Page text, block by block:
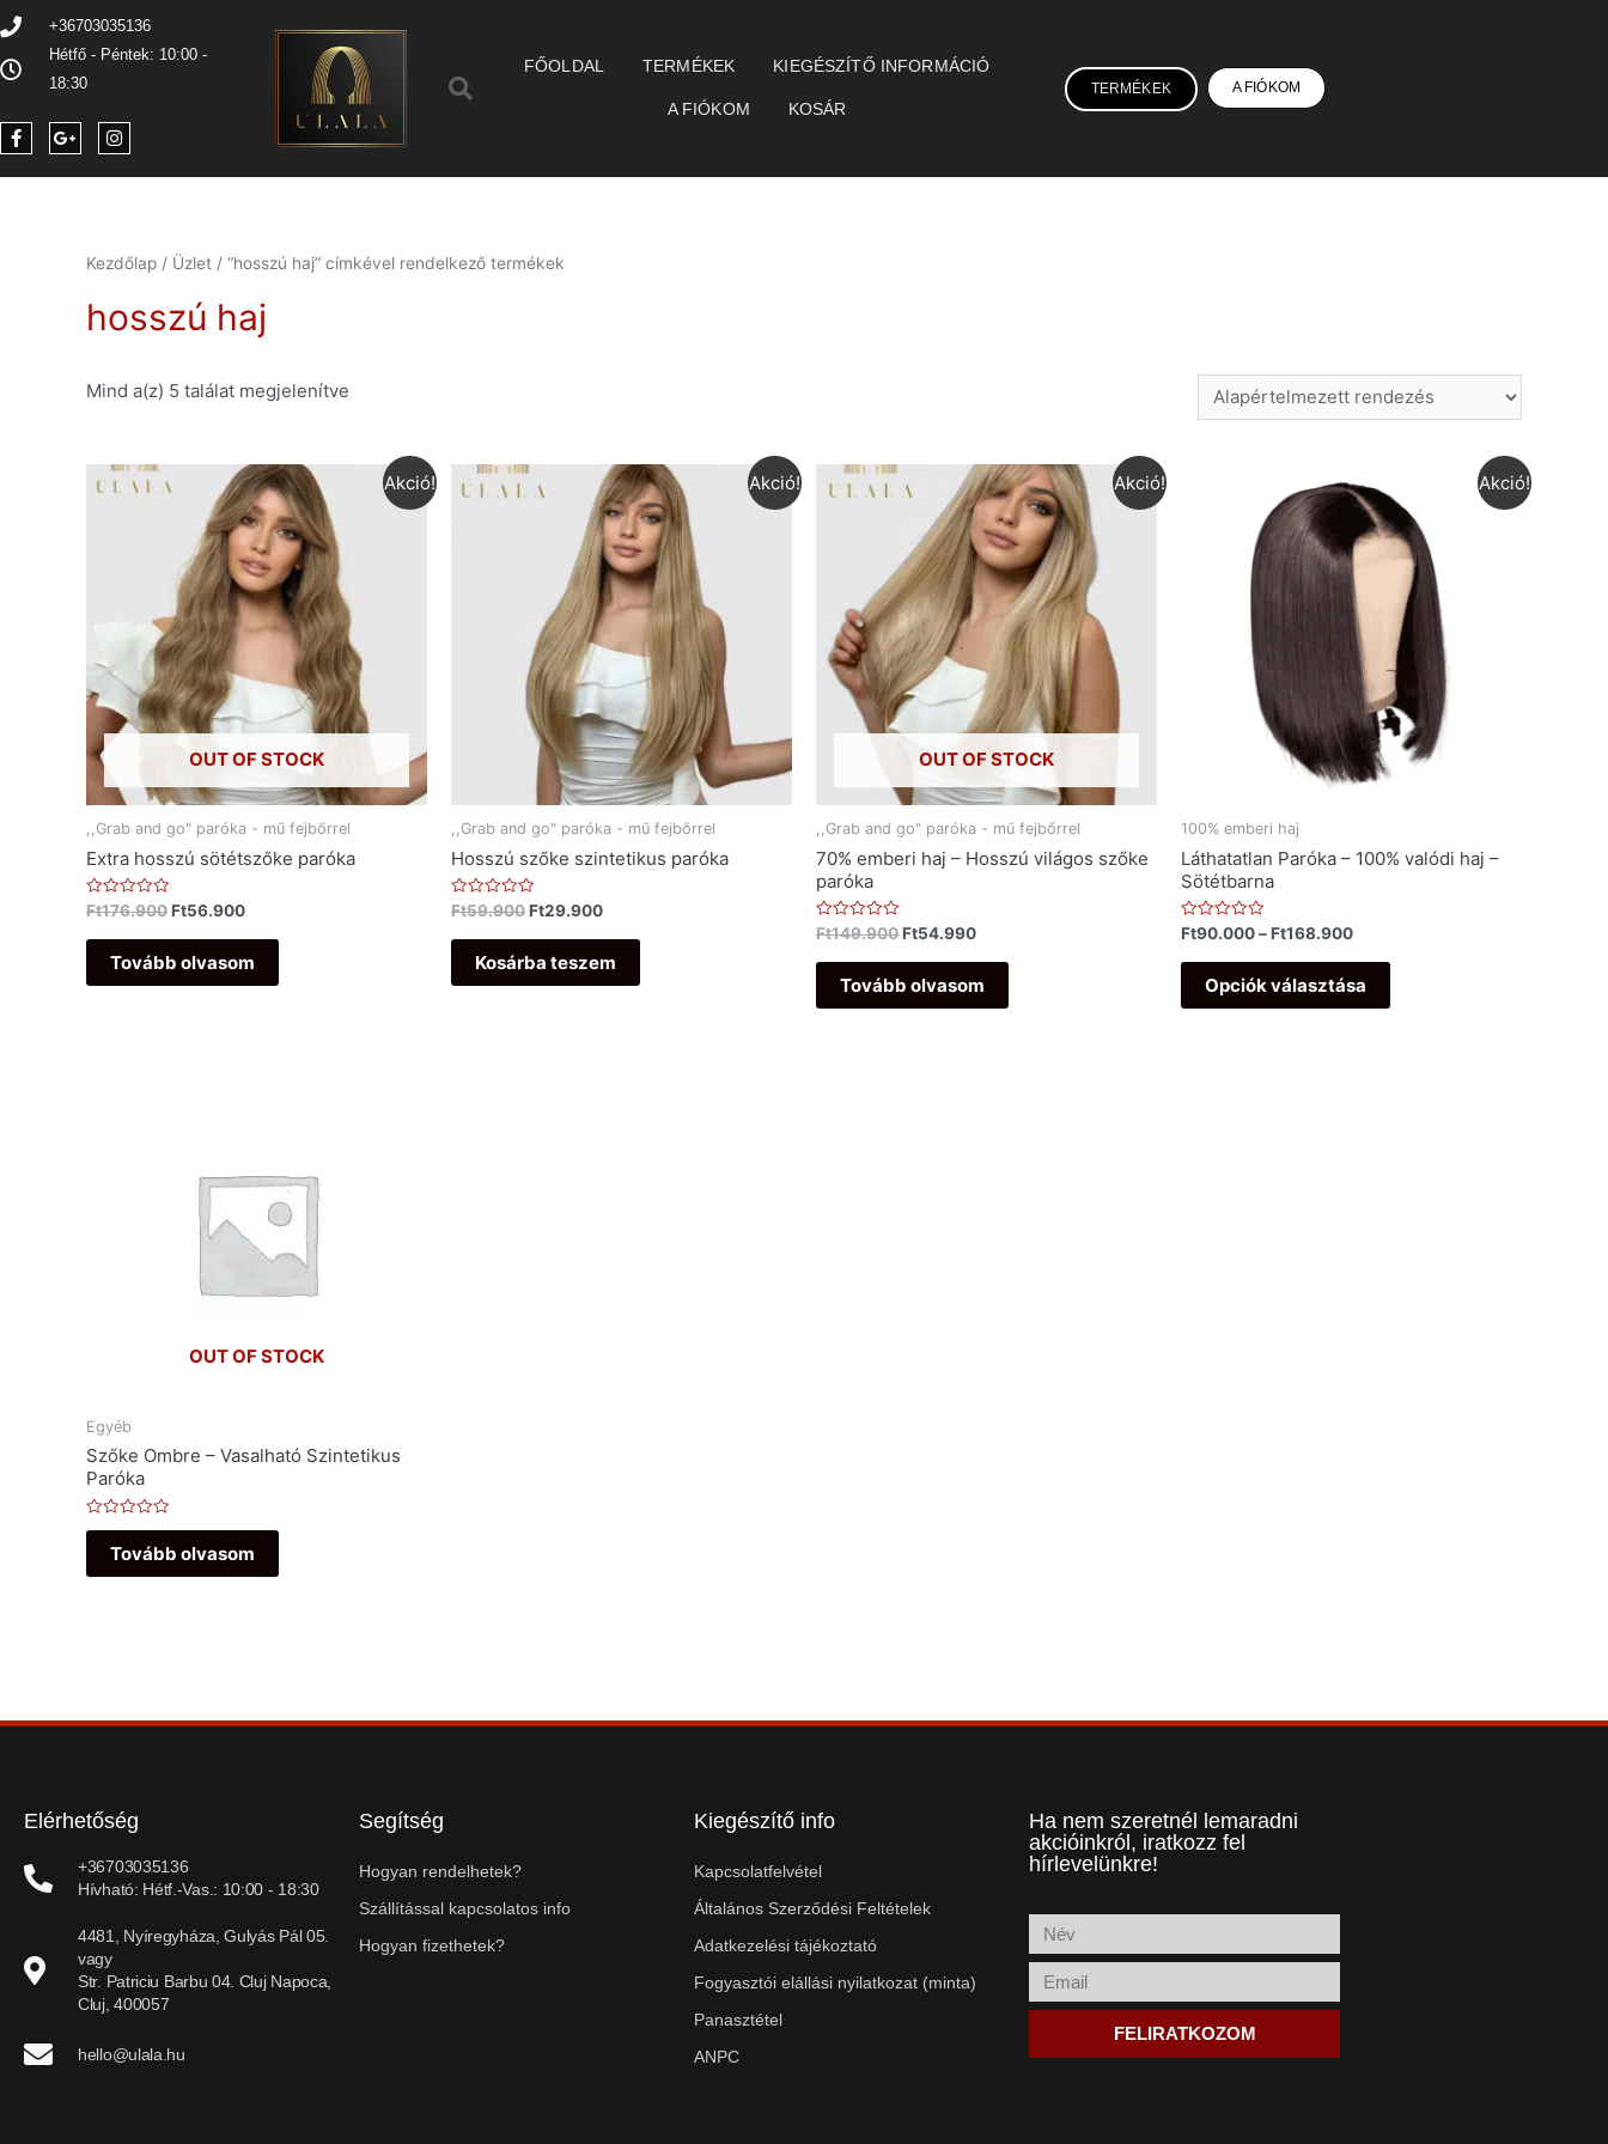
+36703035136
Hétfő - Péntek: 10:00 -
18:30
FŐOLDAL TERMÉKEK KIEGÉSZÍTŐ INFORMÁCIÓ
A FIÓKOM KOSÁR
TERMÉKEK A FIÓKOM
Kezdőlap / Üzlet / “hosszú haj” címkével rendelkező termékek
hosszú haj
Mind a(z) 5 találat megjelenítve
Akció!
OUT OF STOCK
,,Grab and go" paróka - mű fejbőrrel
Extra hosszú sötétszőke paróka
Értékelés:
/
Ft176.900Ft56.900
Tovább olvasom
Akció!
,,Grab and go" paróka - mű fejbőrrel
Hosszú szőke szintetikus paróka
Értékelés:
/
Ft59.900Ft29.900
Kosárba teszem
Akció!
OUT OF STOCK
,,Grab and go" paróka - mű fejbőrrel
70% emberi haj – Hosszú világos szőke
paróka
Értékelés:
/
Ft149.900Ft54.990
Tovább olvasom
Akció!
100% emberi haj
Láthatatlan Paróka – 100% valódi haj –
Sötétbarna
Értékelés:
/
Ft90.000–Ft168.900
Opciók választása
OUT OF STOCK
Egyéb
Szőke Ombre – Vasalható Szintetikus
Paróka
Értékelés:
5
Tovább olvasom
Elérhetőség
+36703035136
Hívható: Hétf.-Vas.: 10:00 - 18:30
4481, Nyíregyháza, Gulyás Pál 05.
vagy
Str. Patriciu Barbu 04. Cluj Napoca,
Cluj, 400057
hello@ulala.hu
Segítség
Hogyan rendelhetek?
Szállítással kapcsolatos info
Hogyan fizethetek?
Kiegészítő info
Kapcsolatfelvétel
Általános Szerződési Feltételek
Adatkezelési tájékoztató
Fogyasztói elállási nyilatkozat (minta)
Panasztétel
ANPC
Ha nem szeretnél lemaradni
akcióinkról, iratkozz fel
hírlevelünkre!
FELIRATKOZOM